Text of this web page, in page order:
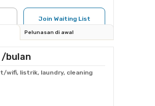
Join Waiting List
Pelunasan di awal
/bulan
wifi, listrik, laundry, cleaning